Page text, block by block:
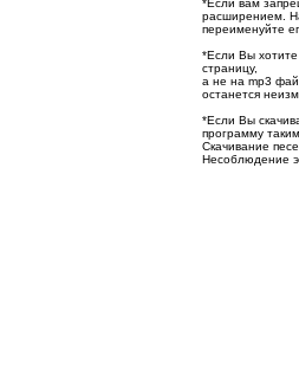
*Если вам
расширением.
переименуйте
*Если Вы
страницу,
а не на mp3
останется
*Если Вы
программу
Скачивание
Несоблюдение